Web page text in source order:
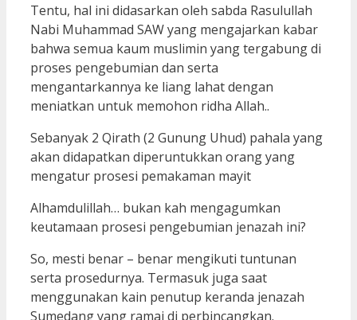
Tentu, hal ini didasarkan oleh sabda Rasulullah
Nabi Muhammad SAW yang mengajarkan kabar
bahwa semua kaum muslimin yang tergabung di
proses pengebumian dan serta
mengantarkannya ke liang lahat dengan
meniatkan untuk memohon ridha Allah..
Sebanyak 2 Qirath (2 Gunung Uhud) pahala yang
akan didapatkan diperuntukkan orang yang
mengatur prosesi pemakaman mayit
Alhamdulillah… bukan kah mengagumkan
keutamaan prosesi pengebumian jenazah ini?
So, mesti benar – benar mengikuti tuntunan
serta prosedurnya. Termasuk juga saat
menggunakan kain penutup keranda jenazah
Sumedang yang ramai di perbincangkan.